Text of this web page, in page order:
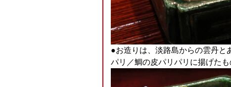
●お造りは、淡路島からの雲丹と
パリ／鯛の皮パリパリに揚げたも